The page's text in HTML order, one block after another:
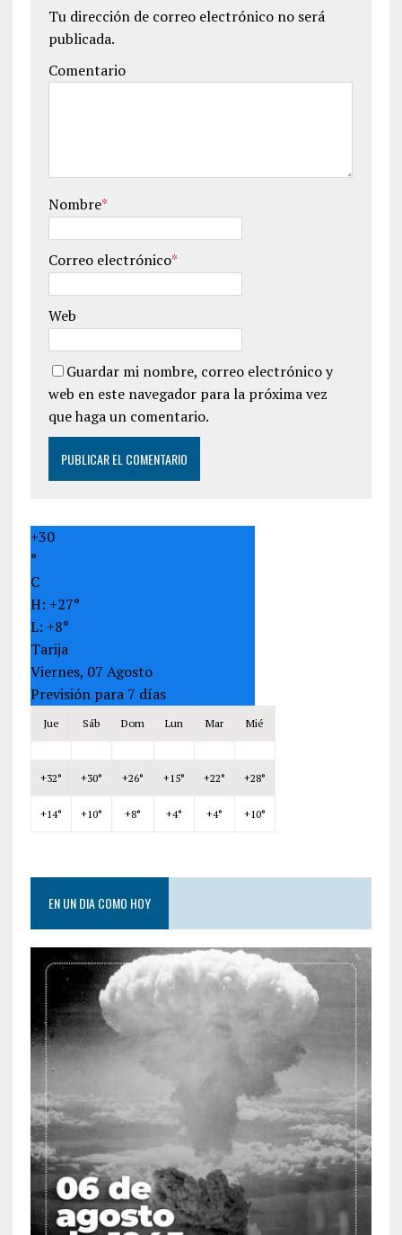
Tu dirección de correo electrónico no será
publicada.
Comentario
Nombre*
Correo electrónico*
Web
Guardar mi nombre, correo electrónico y
web en este navegador para la próxima vez
que haga un comentario.
+30
°
C
H: +27°
L: +8°
Tarija
Viernes, 07 Agosto
Previsión para 7 días
Jue Sáb Dom Lun Mar Mié
+32° +30° +26° +15° +22° +28°
+14° +10° +8° +4° +4° +10°
EN UN DIA COMO HOY